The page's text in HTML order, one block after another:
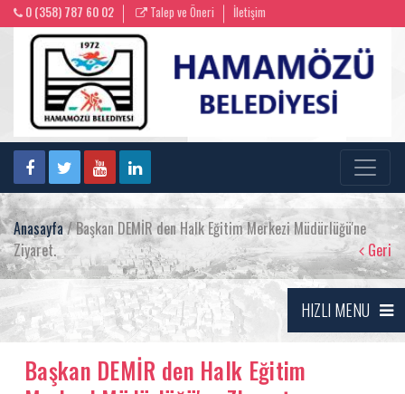
0 (358) 787 60 02 Talep ve Öneri İletişim
Anasayfa/ Başkan DEMİR den Halk Eğitim Merkezi Müdürlüğü'ne
Ziyaret.
Geri
HIZLI MENU
Başkan DEMİR den Halk Eğitim